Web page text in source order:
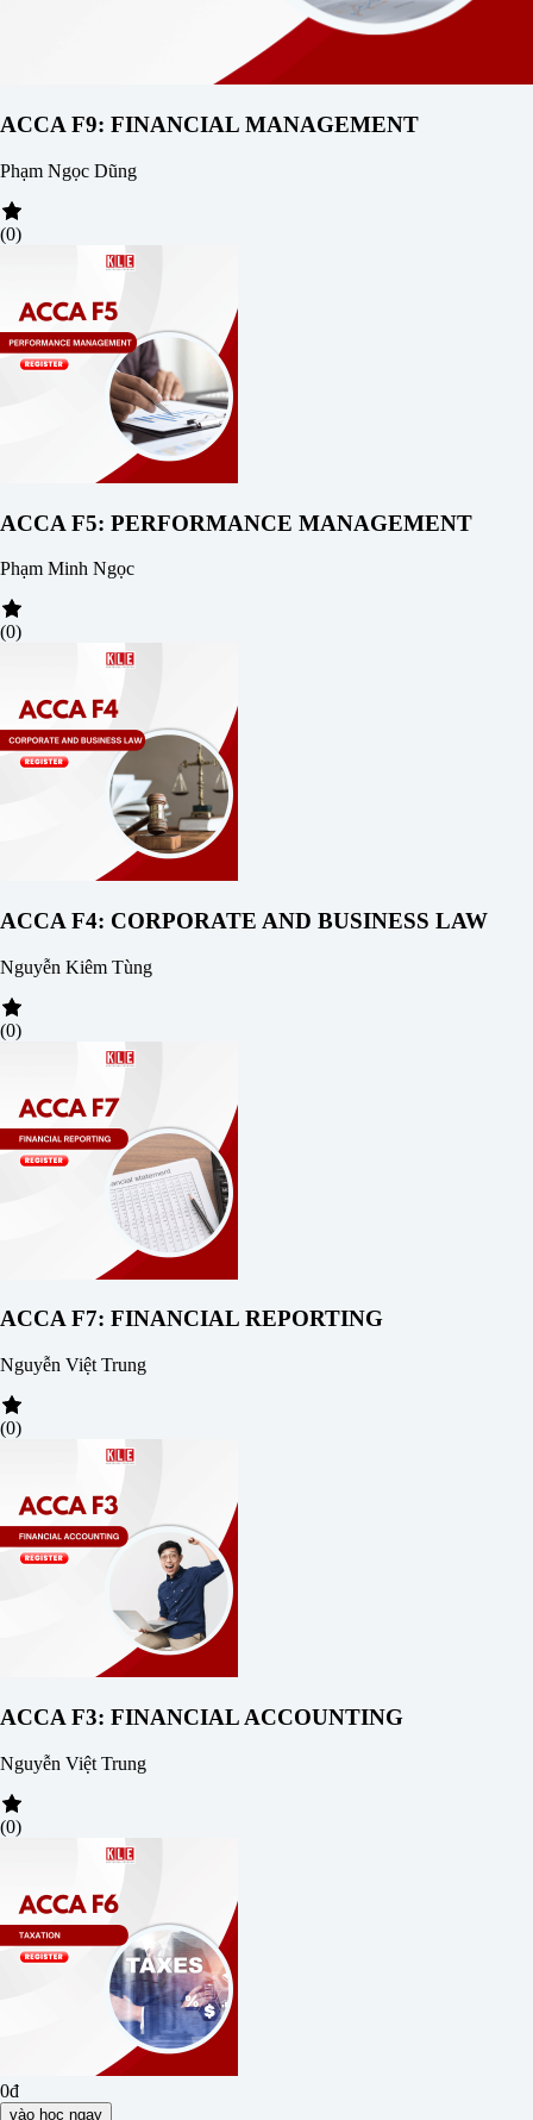
ACCA F9: FINANCIAL MANAGEMENT
Phạm Ngọc Dũng
(0)
ACCA F5: PERFORMANCE MANAGEMENT
Phạm Minh Ngọc
(0)
ACCA F4: CORPORATE AND BUSINESS LAW
Nguyễn Kiêm Tùng
(0)
ACCA F7: FINANCIAL REPORTING
Nguyễn Việt Trung
(0)
ACCA F3: FINANCIAL ACCOUNTING
Nguyễn Việt Trung
(0)
0đ
vào học ngay